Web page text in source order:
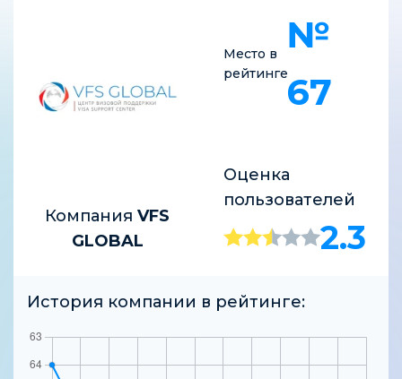
Компания VFS
GLOBAL
Место в
рейтинге
№
67
Оценка
пользователей
2.3
История компании в рейтинге: